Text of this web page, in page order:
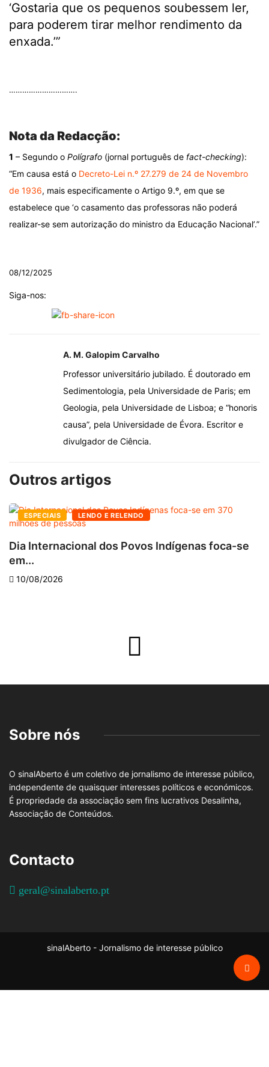
‘Gostaria que os pequenos soubessem ler,
para poderem tirar melhor rendimento da
enxada.’”
………………………….
Nota da Redacção:
1 – Segundo o Polígrafo (jornal português de fact-checking):
“Em causa está o Decreto-Lei n.º 27.279 de 24 de Novembro
de 1936, mais especificamente o Artigo 9.º, em que se
estabelece que ‘o casamento das professoras não poderá
realizar-se sem autorização do ministro da Educação Nacional’.”
08/12/2025
Siga-nos:
A. M. Galopim Carvalho
Professor universitário jubilado. É doutorado em
Sedimentologia, pela Universidade de Paris; em
Geologia, pela Universidade de Lisboa; e “honoris
causa”, pela Universidade de Évora. Escritor e
divulgador de Ciência.
Outros artigos
ESPECIAIS LENDO E RELENDO
Dia Internacional dos Povos Indígenas foca-se
em...
10/08/2026
Sobre nós
O sinalAberto é um coletivo de jornalismo de interesse público,
independente de quaisquer interesses políticos e económicos.
É propriedade da associação sem fins lucrativos Desalinha,
Associação de Conteúdos.
Contacto
geral@sinalaberto.pt
sinalAberto - Jornalismo de interesse público